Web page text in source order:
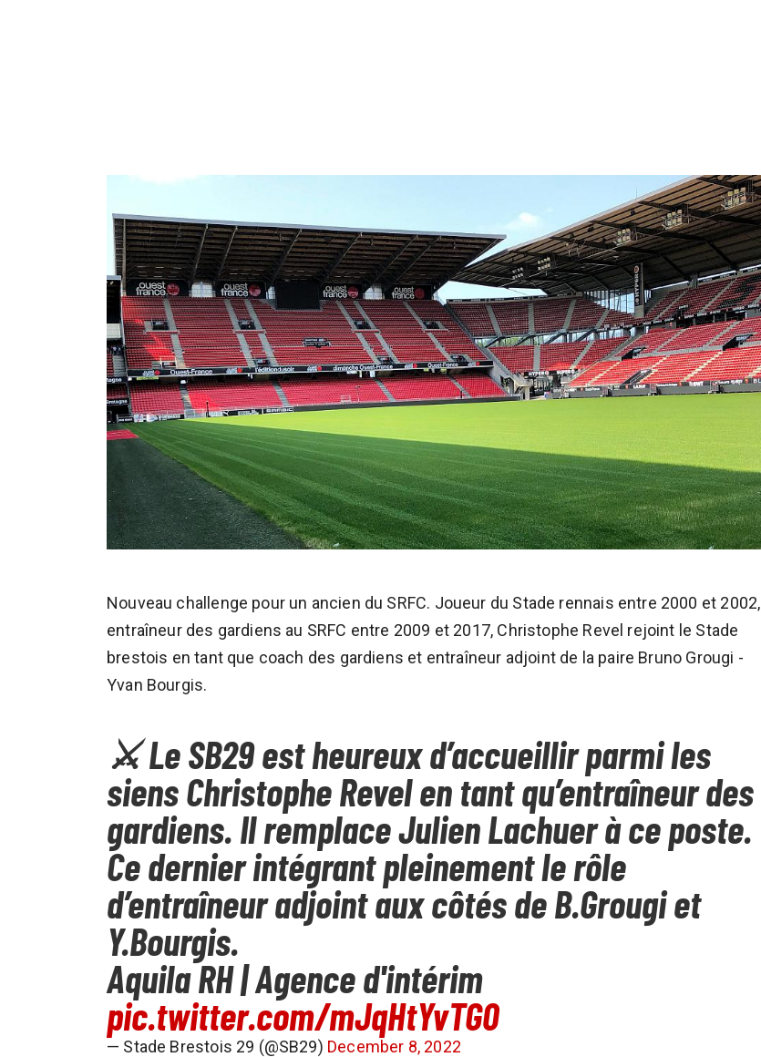
Nouveau challenge pour un ancien du SRFC. Joueur du Stade rennais entre 2000 et 2002,
entraîneur des gardiens au SRFC entre 2009 et 2017, Christophe Revel rejoint le Stade
brestois en tant que coach des gardiens et entraîneur adjoint de la paire Bruno Grougi -
Yvan Bourgis.
⚔ Le SB29 est heureux d’accueillir parmi les
siens Christophe Revel en tant qu’entraîneur des
gardiens. Il remplace Julien Lachuer à ce poste.
Ce dernier intégrant pleinement le rôle
d’entraîneur adjoint aux côtés de B.Grougi et
Y.Bourgis.
Aquila RH | Agence d'intérim
pic.twitter.com/mJqHtYvTG0
— Stade Brestois 29 (@SB29) December 8, 2022